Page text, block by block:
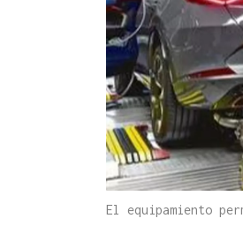
El equipamiento